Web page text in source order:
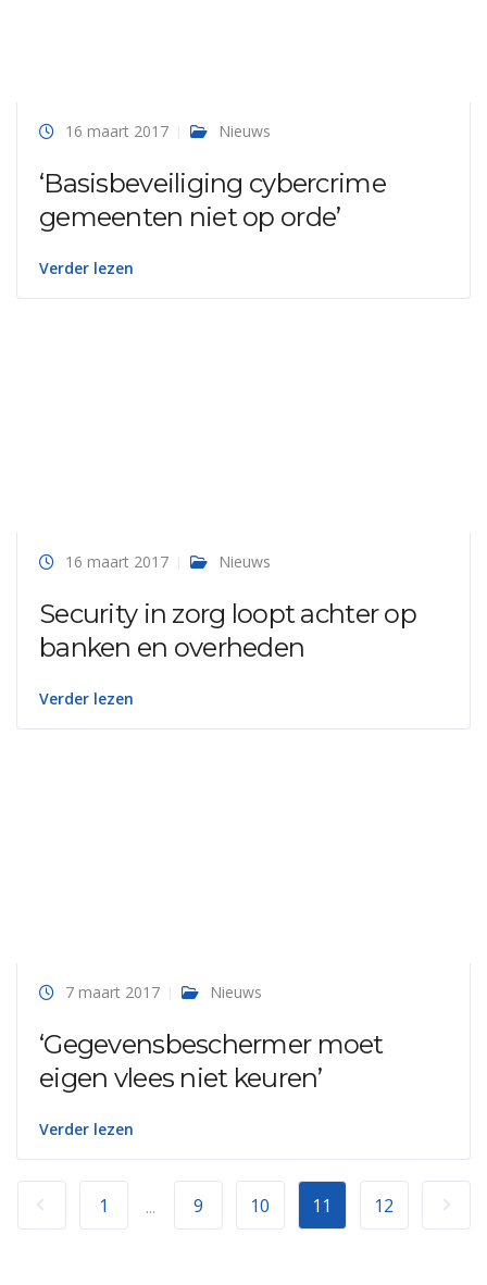
16 maart 2017 Nieuws
‘Basisbeveiliging cybercrime
gemeenten niet op orde’
Verder lezen
16 maart 2017 Nieuws
Security in zorg loopt achter op
banken en overheden
Verder lezen
7 maart 2017 Nieuws
‘Gegevensbeschermer moet
eigen vlees niet keuren’
Verder lezen
1 ... 9 10 11 12